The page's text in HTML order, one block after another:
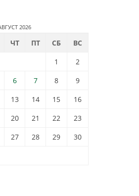
2026
ЧТ ПТ СБ
ВС
1
2
6 7 8
9
13 14 15
16
20 21 22
23
27 28 29
30